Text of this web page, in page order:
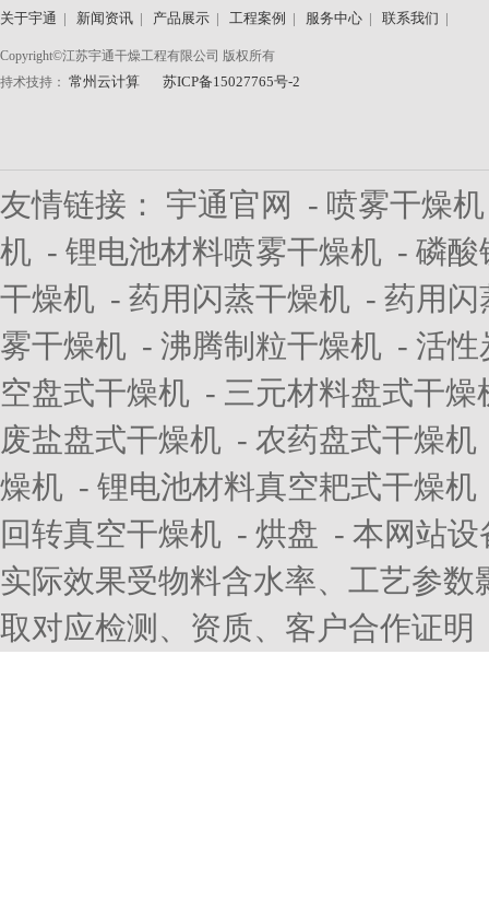
关于宇通 | 新闻资讯 | 产品展示 | 工程案例 | 服务中心 | 联系我们 |
Copyright©江苏宇通干燥工程有限公司 版权所有
持术技持： 常州云计算 苏ICP备15027765号-2
友情链接： 宇通官网 - 喷雾干燥机
机 - 锂电池材料喷雾干燥机 - 磷酸
干燥机 - 药用闪蒸干燥机 - 药用闪
雾干燥机 - 沸腾制粒干燥机 - 活性
空盘式干燥机 - 三元材料盘式干燥
废盐盘式干燥机 - 农药盘式干燥机
燥机 - 锂电池材料真空耙式干燥机
回转真空干燥机 - 烘盘 - 本网站
实际效果受物料含水率、工艺参
取对应检测、资质、客户合作证明